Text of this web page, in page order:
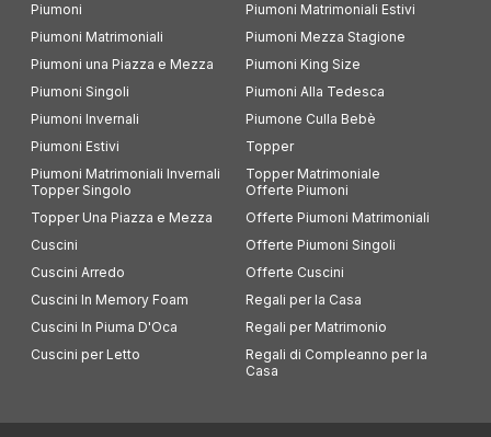
Piumoni
Piumoni Matrimoniali
Piumoni una Piazza e Mezza
Piumoni Singoli
Piumoni Invernali
Piumoni Estivi
Piumoni Matrimoniali Invernali
Piumoni Matrimoniali Estivi
Piumoni Mezza Stagione
Piumoni King Size
Piumoni Alla Tedesca
Piumone Culla Bebè
Topper
Topper Matrimoniale
Topper Singolo
Topper Una Piazza e Mezza
Cuscini
Cuscini Arredo
Cuscini In Memory Foam
Cuscini In Piuma D'Oca
Cuscini per Letto
Offerte Piumoni
Offerte Piumoni Matrimoniali
Offerte Piumoni Singoli
Offerte Cuscini
Regali per la Casa
Regali per Matrimonio
Regali di Compleanno per la
Casa